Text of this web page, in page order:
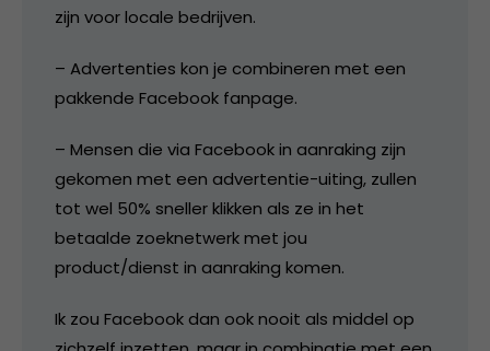
zijn voor locale bedrijven.
– Advertenties kon je combineren met een
pakkende Facebook fanpage.
– Mensen die via Facebook in aanraking zijn
gekomen met een advertentie-uiting, zullen
tot wel 50% sneller klikken als ze in het
betaalde zoeknetwerk met jou
product/dienst in aanraking komen.
Ik zou Facebook dan ook nooit als middel op